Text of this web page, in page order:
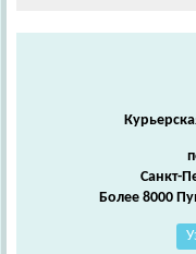
Санкт-
Более 8000